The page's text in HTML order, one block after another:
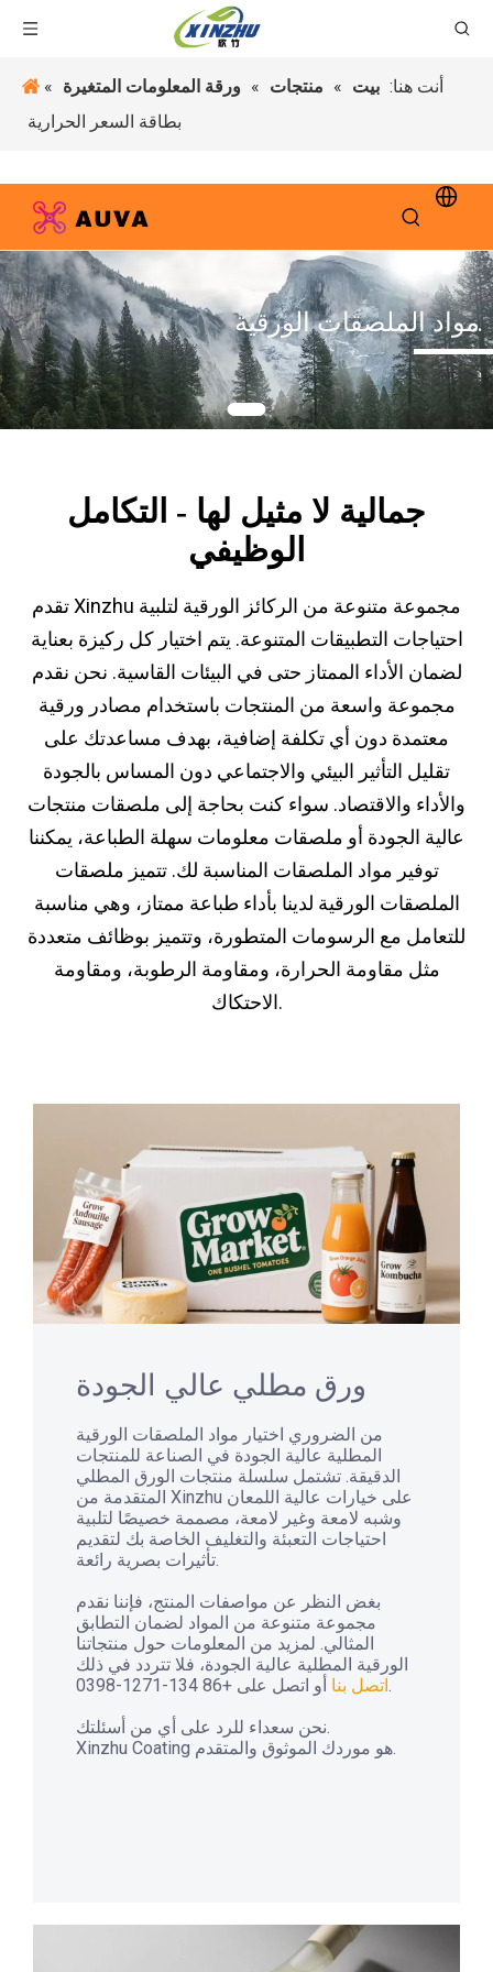
أنت هنا: بيت » منتجات » ورقة المعلومات المتغيرة »
بطاقة السعر الحرارية
مواد الملصقات الورقية
جمالية لا مثيل لها - التكامل
الوظيفي
تقدم Xinzhu مجموعة متنوعة من الركائز الورقية لتلبية
احتياجات التطبيقات المتنوعة. يتم اختيار كل ركيزة بعناية
لضمان الأداء الممتاز حتى في البيئات القاسية. نحن نقدم
مجموعة واسعة من المنتجات باستخدام مصادر ورقية
معتمدة دون أي تكلفة إضافية، بهدف مساعدتك على
تقليل التأثير البيئي والاجتماعي دون المساس بالجودة
والأداء والاقتصاد. سواء كنت بحاجة إلى ملصقات منتجات
عالية الجودة أو ملصقات معلومات سهلة الطباعة، يمكننا
توفير مواد الملصقات المناسبة لك. تتميز ملصقات
الملصقات الورقية لدينا بأداء طباعة ممتاز، وهي مناسبة
للتعامل مع الرسومات المتطورة، وتتميز بوظائف متعددة
مثل مقاومة الحرارة، ومقاومة الرطوبة، ومقاومة
الاحتكاك.
ورق مطلي عالي الجودة
من الضروري اختيار مواد الملصقات الورقية
المطلية عالية الجودة في الصناعة للمنتجات
الدقيقة. تشتمل سلسلة منتجات الورق المطلي
المتقدمة من Xinzhu على خيارات عالية اللمعان
وشبه لامعة وغير لامعة، مصممة خصيصًا لتلبية
احتياجات التعبئة والتغليف الخاصة بك لتقديم
تأثيرات بصرية رائعة.
بغض النظر عن مواصفات المنتج، فإننا نقدم
مجموعة متنوعة من المواد لضمان التطابق
المثالي. لمزيد من المعلومات حول منتجاتنا
الورقية المطلية عالية الجودة، فلا تتردد في ذلك
اتصل بناأو اتصل على +86 134-1271-0398.
نحن سعداء للرد على أي من أسئلتك.
Xinzhu Coating هو موردك الموثوق والمتقدم.